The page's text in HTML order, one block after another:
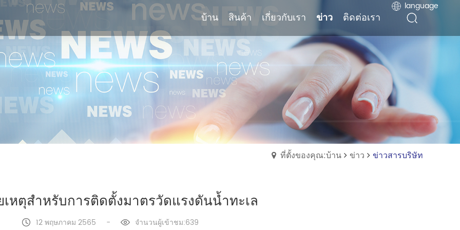
บ้าน สินค้า เกี่ยวกับเรา ข่าว ติดต่อเรา
language
บ้าน สินค้า เกี่ยวกับเรา ข่าว ติดต่อเรา
language
ที่ตั้งของคุณ:บ้าน ข่าว ข่าวสารบริษัท
หตุสำหรับการติดตั้งมาตรวัดแรงดันน้ำทะเล
12 พฤษภาคม 2565 - จำนวนผู้เข้าชม:639